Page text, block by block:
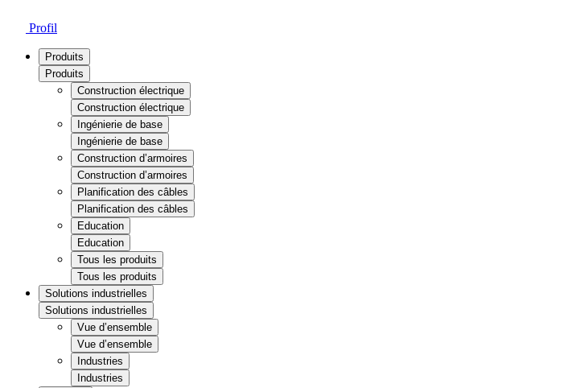
Profil
Produits
Produits
Construction électrique
Construction électrique
Ingénierie de base
Ingénierie de base
Construction d’armoires
Construction d’armoires
Planification des câbles
Planification des câbles
Education
Education
Tous les produits
Tous les produits
Solutions industrielles
Solutions industrielles
Vue d’ensemble
Vue d’ensemble
Industries
Industries